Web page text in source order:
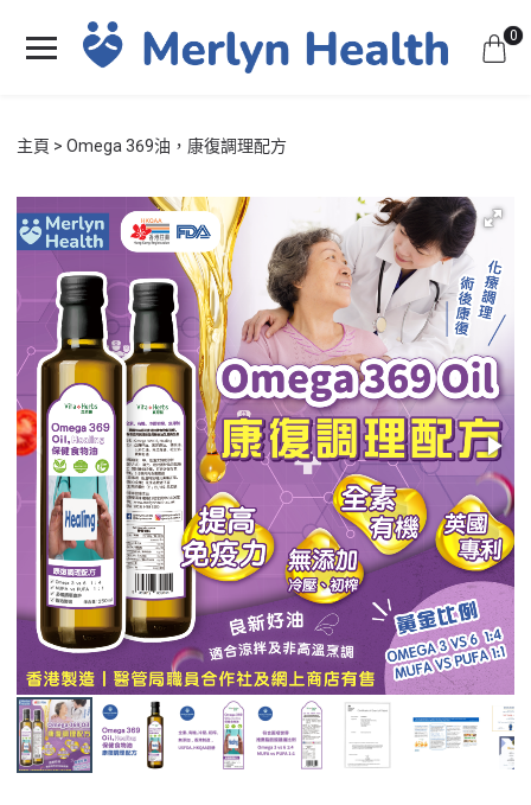
0
主頁 Omega 369油，康復調理配方